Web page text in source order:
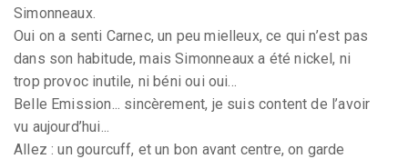
Simonneaux.
Oui on a senti Carnec, un peu mielleux, ce qui n’est pas
dans son habitude, mais Simonneaux a été nickel, ni
trop provoc inutile, ni béni oui oui...
Belle Emission... sincèrement, je suis content de l’avoir
vu aujourd’hui...
Allez : un gourcuff, et un bon avant centre, on garde